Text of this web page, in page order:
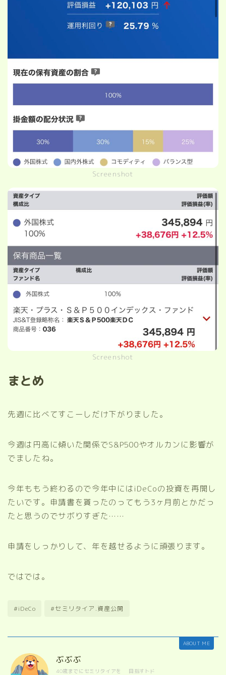
Screenshot
Screenshot
まとめ
先週に比べてすこーしだけ下がりました。
今週は円高に傾いた関係でS&P500やオルカンに影響が
でましたね。
今年ももう終わるので今年中にはiDeCoの投資を再開し
たいです。申請書を貰ったのってもう3ヶ月前とかだっ
たと思うのでサボりすぎた……
申請をしっかりして、年を越せるように頑張ります。
ではでは。
#iDeCo #セミリタイア.資産公開
ABOUT ME
ぶぶぶ
40歳までにセミリタイアを 目指すトド